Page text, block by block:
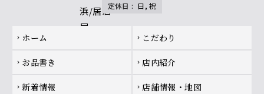
定休日 : 日, 祝
Footer navigation
chevron_right ホーム chevron_right こだわり
chevron_right お品書き chevron_right 店内紹介
chevron_right 新着情報 chevron_right 店舗情報・地図